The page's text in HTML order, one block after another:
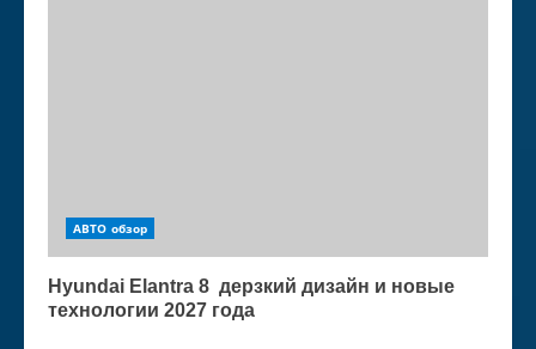
АВТО обзор
Hyundai Elantra 8 дерзкий дизайн и новые
технологии 2027 года